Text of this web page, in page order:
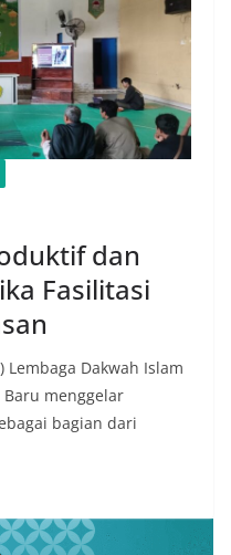
dan
Fasilitasi
Lembaga Dakwah Islam
Baru menggelar
bagian dari